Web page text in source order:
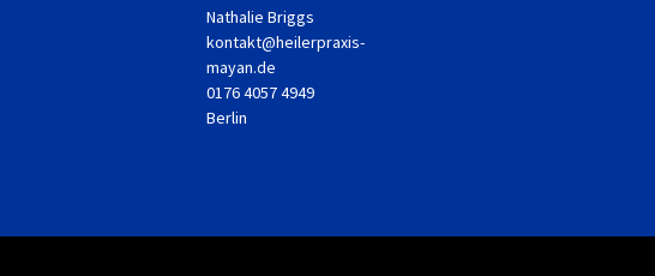
Nathalie Briggs
kontakt@heilerpraxis-
mayan.de
0176 4057 4949
Berlin